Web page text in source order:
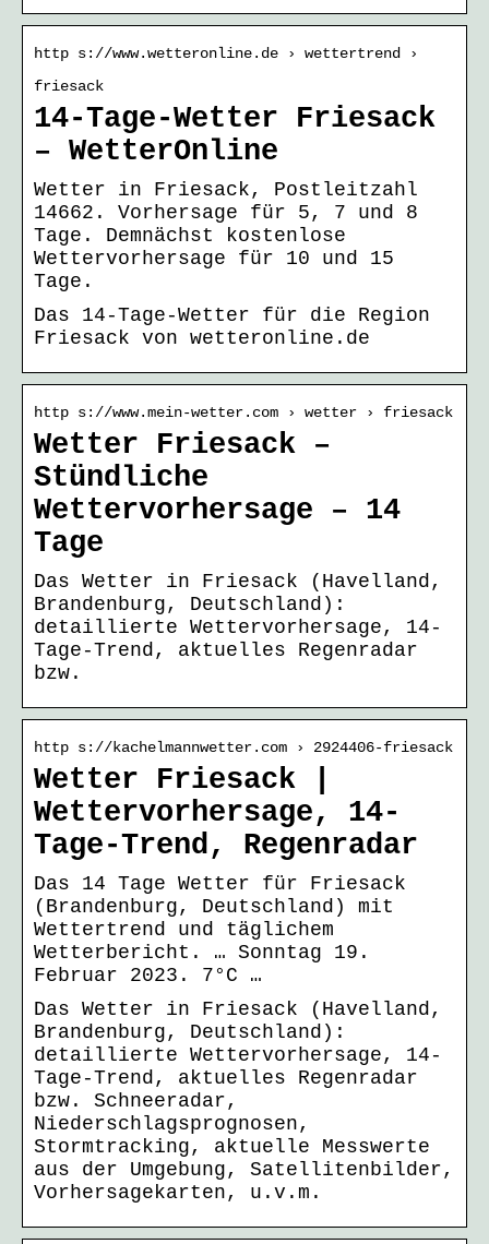
http s://www.wetteronline.de › wettertrend ›
friesack
14-Tage-Wetter Friesack
– WetterOnline
Wetter in Friesack, Postleitzahl
14662. Vorhersage für 5, 7 und 8
Tage. Demnächst kostenlose
Wettervorhersage für 10 und 15
Tage.
Das 14-Tage-Wetter für die Region
Friesack von wetteronline.de
http s://www.mein-wetter.com › wetter › friesack
Wetter Friesack –
Stündliche
Wettervorhersage – 14
Tage
Das Wetter in Friesack (Havelland,
Brandenburg, Deutschland):
detaillierte Wettervorhersage, 14-
Tage-Trend, aktuelles Regenradar
bzw.
http s://kachelmannwetter.com › 2924406-friesack
Wetter Friesack |
Wettervorhersage, 14-
Tage-Trend, Regenradar
Das 14 Tage Wetter für Friesack
(Brandenburg, Deutschland) mit
Wettertrend und täglichem
Wetterbericht. … Sonntag 19.
Februar 2023. 7°C …
Das Wetter in Friesack (Havelland,
Brandenburg, Deutschland):
detaillierte Wettervorhersage, 14-
Tage-Trend, aktuelles Regenradar
bzw. Schneeradar,
Niederschlagsprognosen,
Stormtracking, aktuelle Messwerte
aus der Umgebung, Satellitenbilder,
Vorhersagekarten, u.v.m.